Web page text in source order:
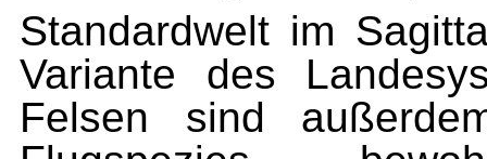
Standardwelt im
Variante des
Felsen sind